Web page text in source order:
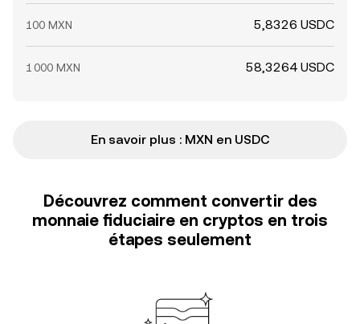
100 MXN 5,8326 USDC
1 000 MXN 58,3264 USDC
En savoir plus : MXN en USDC
Découvrez comment convertir des
monnaie fiduciaire en cryptos en trois
étapes seulement